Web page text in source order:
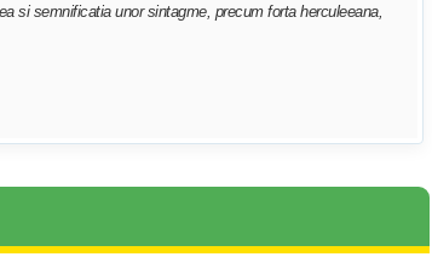
si semnificatia unor sintagme, precum forta herculeeana,